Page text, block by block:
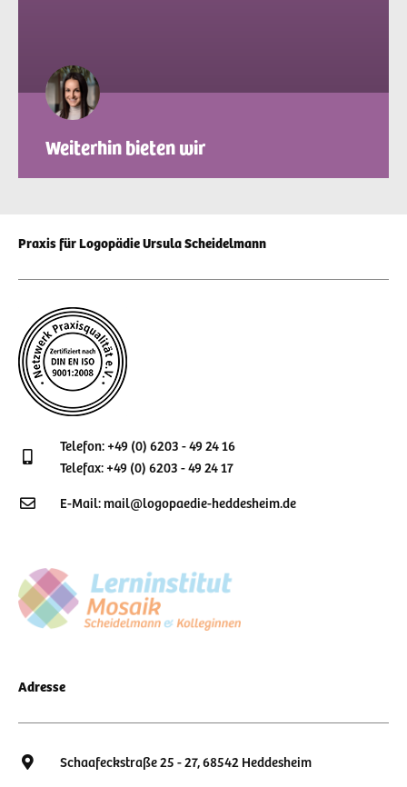
Weiterhin bieten wir
Praxis für Logopädie Ursula Scheidelmann
Telefon: +49 (0) 6203 - 49 24 16
Telefax: +49 (0) 6203 - 49 24 17
E-Mail: mail@logopaedie-heddesheim.de
Adresse
Schaafeckstraße 25 - 27, 68542 Heddesheim